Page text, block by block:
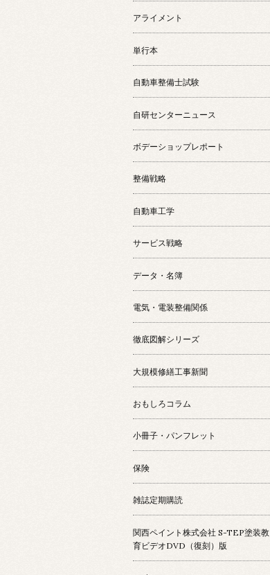
アライメント
単行本
自動車整備士試験
自研センターニュース
ボデーショップレポート
整備戦略
自動車工学
サービス戦略
データ・名簿
電気・電装整備関係
徹底図解シリーズ
大規模修繕工事新聞
おもしろコラム
小冊子・パンフレット
保険
雑誌定期購読
関西ペイント株式会社 S-TEP塗装教
育ビデオDVD（復刻）版